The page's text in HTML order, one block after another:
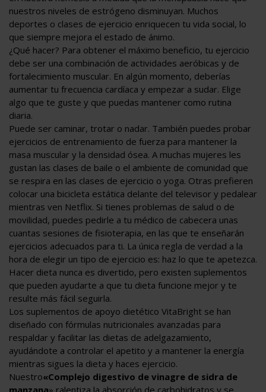
nuestros niveles de estrógeno disminuyan. Muchos
deportes o clases de ejercicio enriquecen tu vida social, lo
que siempre mejora el estado de ánimo.
¿Qué hacer? Para obtener el máximo beneficio, tu ejercicio
debe ser una combinación de actividades aeróbicas y de
fortalecimiento muscular. En algún momento, deberías
aumentar tu frecuencia cardíaca y empezar a sudar. Elige
algo que te guste y que puedas mantener como rutina
diaria.
Puede ser caminar, trotar o nadar. También puedes probar
ejercicios de entrenamiento de fuerza para mantener la
masa muscular y la densidad ósea. A muchas mujeres les
gustan las clases de baile o el ambiente de comunidad que
se respira en las clases de ejercicio o yoga. Otras prefieren
colocar una bicicleta estática delante del televisor y pedalear
mientras ven Netflix. Si tienes problemas de salud o de
movilidad, puedes pedirle a tu médico de cabecera unas
cuantas sesiones de fisioterapia, en las que te enseñarán
ejercicios adecuados para ti. La única regla de verdad a la
hora de elegir un tipo de ejercicio es: haz lo que te apetezca.
Hacer dieta nunca es divertido, pero existen suplementos
que pueden ayudarte a que tu dieta funcione mejor y te
resulte más fácil seguirla.
Los suplementos de apoyo dietético VitaBright se han
diseñado con fórmulas nutricionales avanzadas para
respaldar y facilitar las dietas de adelgazamiento,
ayudándote a controlar el apetito y a mantener la energía
mientras sigues la dieta y haces ejercicio.
Nuestro«Complejo digestivo de vinagre de sidra de